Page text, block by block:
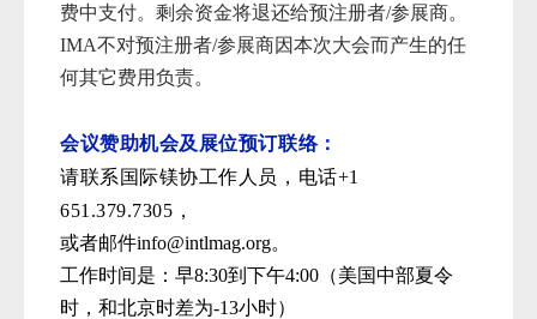
费中支付。剩余资金将退还给预注册者/参展商。
IMA不对预注册者/参展商因本次大会而产生的任
何其它费用负责。
会议赞助机会及展位预订联络：
请联系国际镁协工作人员，电话+1
651.379.7305，
或者邮件info@intlmag.org。
工作时间是：早8:30到下午4:00（美国中部夏令
时，和北京时差为-13小时）